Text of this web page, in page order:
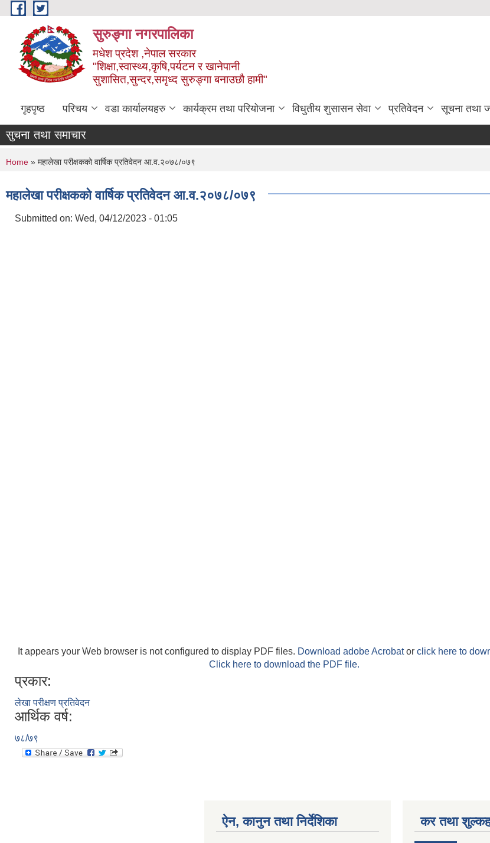
Skip to main content
सुरुङ्‍गा नगरपालिका
मधेश प्रदेश ,नेपाल सरकार
"शिक्षा,स्वास्थ्य,कृषि,पर्यटन र खानेपानी
सुशासित,सुन्दर,समृध्द सुरुङ्गा बनाउछौ हामी"
गृहपृष्ठ परिचय वडा कार्यालयहरु कार्यक्रम तथा परियोजना विधुतीय शुसासन सेवा प्रतिवेदन सूचना तथा
सुचना तथा समाचार
You are here
Home » महालेखा परीक्षकको वार्षिक प्रतिवेदन आ.व.२०७८/०७९
महालेखा परीक्षकको वार्षिक प्रतिवेदन आ.व.२०७८/०७९
Submitted on: Wed, 04/12/2023 - 01:05
It appears your Web browser is not configured to display PDF files. Download adobe Acrobator click here to
Click here to download the PDF file.
प्रकार:
लेखा परीक्षण प्रतिवेदन
आर्थिक वर्ष:
७८/७९
ऐन, कानुन तथा निर्देशिका कर तथा